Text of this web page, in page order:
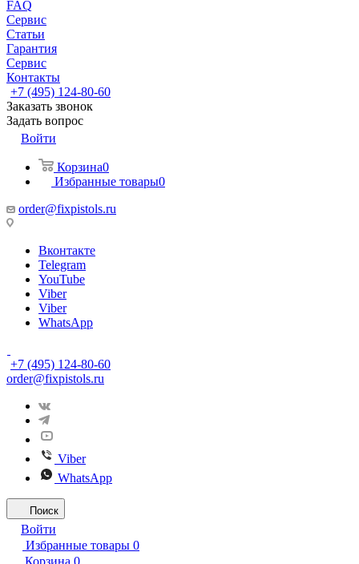
FAQ
Сервис
Статьи
Гарантия
Сервис
Контакты
+7 (495) 124-80-60
Заказать звонок
Задать вопрос
Войти
Корзина0
Избранные товары0
order@fixpistols.ru
Вконтакте
Telegram
YouTube
Viber
Viber
WhatsApp
+7 (495) 124-80-60
order@fixpistols.ru
Viber
WhatsApp
Поиск
Войти
Избранные товары 0
Корзина 0